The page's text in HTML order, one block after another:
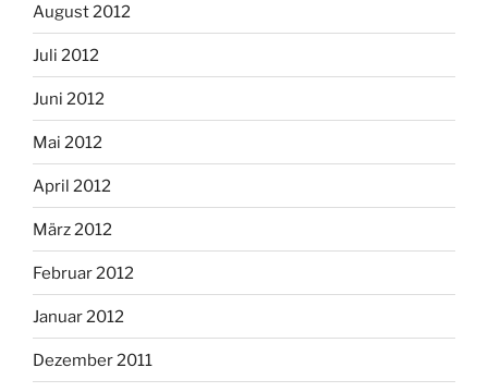
August 2012
Juli 2012
Juni 2012
Mai 2012
April 2012
März 2012
Februar 2012
Januar 2012
Dezember 2011